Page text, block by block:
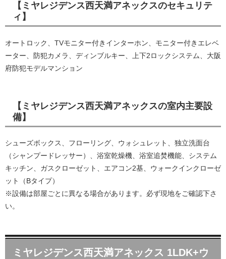
【ミヤレジデンス西天満アネックスのセキュリテ
ィ】
オートロック、TVモニター付きインターホン、モニター付きエレベ
ーター、防犯カメラ、ディンブルキー、上下2ロックシステム、大阪
府防犯モデルマンション
【ミヤレジデンス西天満アネックスの室内主要設
備】
シューズボックス、フローリング、ウォシュレット、独立洗面台
（シャンプードレッサー）、浴室乾燥機、浴室追焚機能、システム
キッチン、ガスクローゼット、エアコン2基、ウォークインクローゼ
ット（Bタイプ）
※設備は部屋ごとに異なる場合があります。必ず現地をご確認下さ
い。
ミヤレジデンス西天満アネックス 1LDK+ウ